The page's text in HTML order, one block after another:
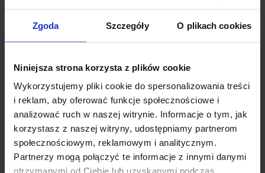
Zgoda Szczegóły O plikach cookies
Niniejsza strona korzysta z plików cookie
Wykorzystujemy pliki cookie do spersonalizowania treści
i reklam, aby oferować funkcje społecznościowe i
analizować ruch w naszej witrynie. Informacje o tym, jak
korzystasz z naszej witryny, udostępniamy partnerom
społecznościowym, reklamowym i analitycznym.
Partnerzy mogą połączyć te informacje z innymi danymi
otrzymanymi od Ciebie lub uzyskanymi podczas
Dodaj do koszyka Dodaj do koszyka